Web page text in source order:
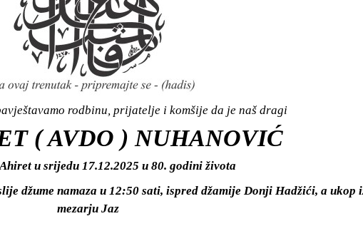
rodbinu, prijatelje i komšije da je naš dragi
( AVDO ) NUHANOVIĆ
u srijedu 17.12.2025 u 80. godini života
džume namaza u 12:50 sati, ispred džamije Donji Hadžići, a ukop
mezarju Jaz